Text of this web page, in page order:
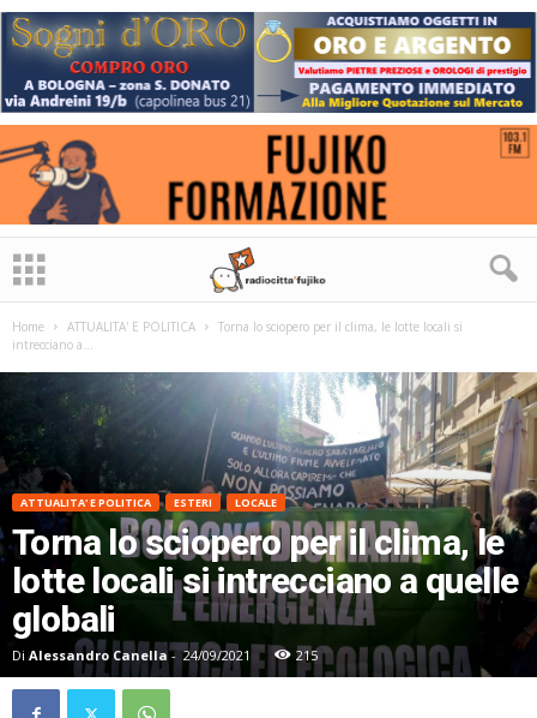
Home ATTUALITA' E POLITICA
Torna lo sciopero per il clima, le lotte locali si
intrecciano a...
ATTUALITA' E POLITICA ESTERI LOCALE
Torna lo sciopero per il clima, le
lotte locali si intrecciano a quelle
globali
Di Alessandro Canella- 24/09/2021 215